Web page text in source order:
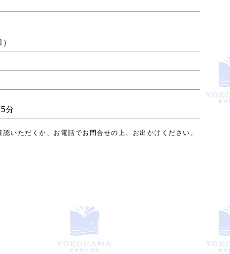
分
いただくか、お電話でお問合せの上、お出かけください。